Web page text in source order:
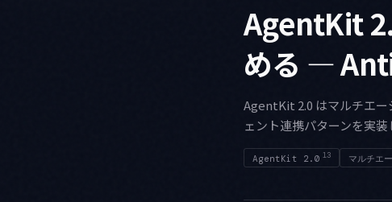
AgentKit
める —
AgentKit 2.0 はマルチエ
ェント連携パターンを実
AgentKit 2.0 13 マルチエ